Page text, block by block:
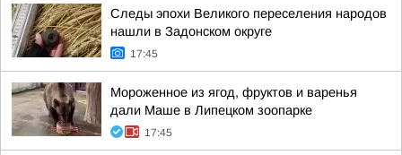
Следы эпохи Великого переселения народов
нашли в Задонском округе
17:45
Мороженное из ягод, фруктов и варенья
дали Маше в Липецком зоопарке
17:45